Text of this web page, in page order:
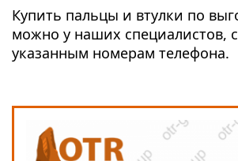
Купить пальцы и втулки по
можно у наших специалистов,
указанным номерам телефона.